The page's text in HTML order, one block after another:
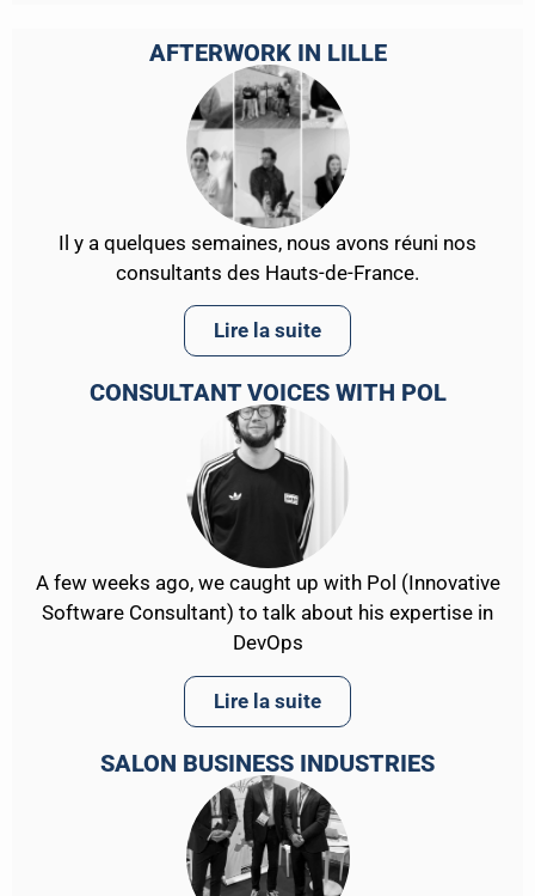
AFTERWORK IN LILLE
Il y a quelques semaines, nous avons réuni nos
consultants des Hauts-de-France.
Lire la suite
CONSULTANT VOICES WITH POL
A few weeks ago, we caught up with Pol (Innovative
Software Consultant) to talk about his expertise in
DevOps
Lire la suite
SALON BUSINESS INDUSTRIES